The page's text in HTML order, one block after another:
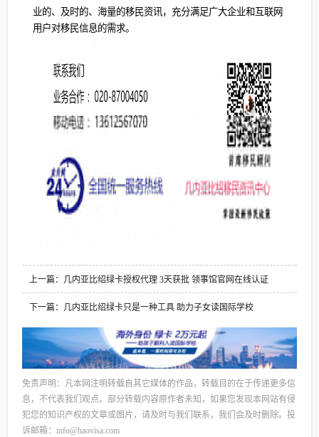
业的、及时的、海量的移民资讯，充分满足广大企业和互联网
用户对移民信息的需求。
上一篇：几内亚比绍绿卡授权代理 3天获批 领事馆官网在线认证
下一篇：几内亚比绍绿卡只是一种工具 助力子女读国际学校
免责声明：凡本网注明转载自其它媒体的作品，转载目的在于传递更多信
息，不代表我们观点。部分转载内容原作者未知，如果您发现本网站有侵
犯您的知识产权的文章或图片，请及时与我们联系，我们会及时删除。投
诉邮箱：info@haovisa.com